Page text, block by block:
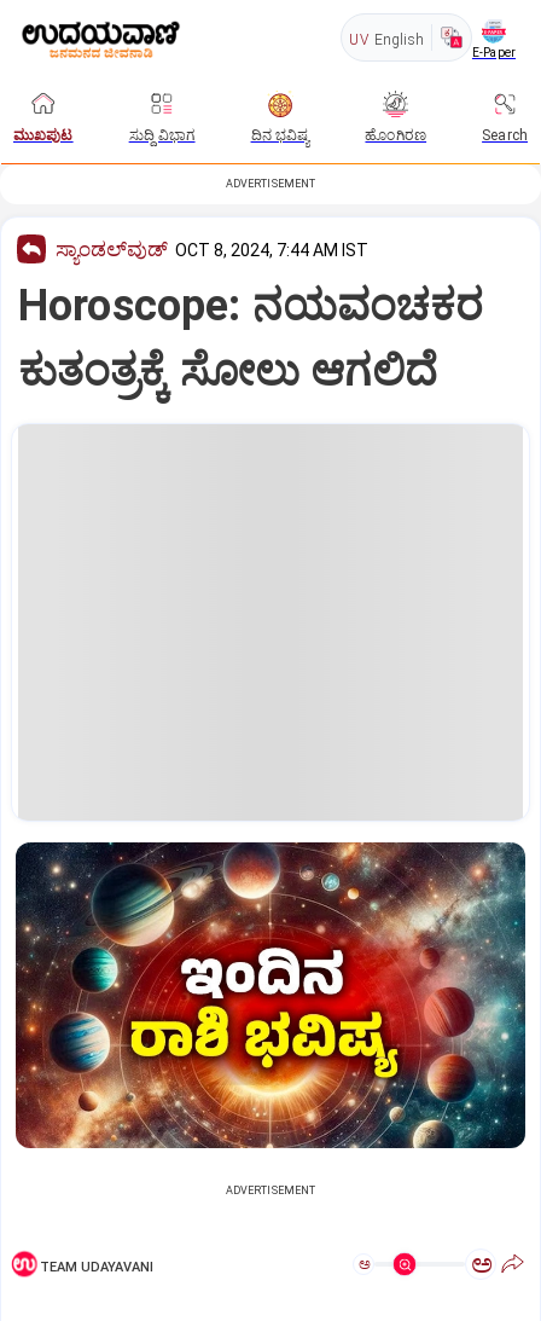
UV English
E-Paper
ಮುಖಪುಟ ಸುದ್ದಿ ವಿಭಾಗ ದಿನ ಭವಿಷ್ಯ ಹೊಂಗಿರಣ Search
ADVERTISEMENT
ಸ್ಯಾಂಡಲ್‌ವುಡ್‌ OCT 8, 2024, 7:44 AM IST
Horoscope: ನಯವಂಚಕರ
ಕುತಂತ್ರಕ್ಕೆ ಸೋಲು ಆಗಲಿದೆ
ADVERTISEMENT
TEAM UDAYAVANI ಅ ಅ